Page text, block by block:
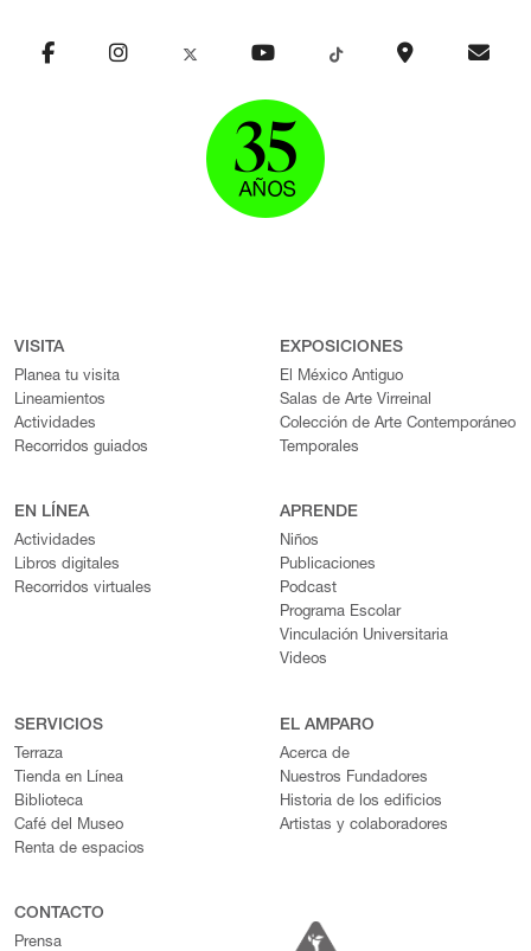
VISITA
Planea tu visita
Lineamientos
Actividades
Recorridos guiados
EXPOSICIONES
El México Antiguo
Salas de Arte Virreinal
Colección de Arte Contemporáneo
Temporales
EN LÍNEA
Actividades
Libros digitales
Recorridos virtuales
APRENDE
Niños
Publicaciones
Podcast
Programa Escolar
Vinculación Universitaria
Videos
SERVICIOS
Terraza
Tienda en Línea
Biblioteca
Café del Museo
Renta de espacios
EL AMPARO
Acerca de
Nuestros Fundadores
Historia de los edificios
Artistas y colaboradores
CONTACTO
Prensa